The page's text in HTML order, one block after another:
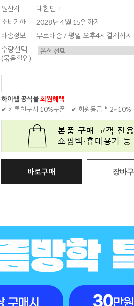
원산지
대한민국
소비기한
2028년 4월 15일까지
배송정보
무료배송 / 평일 오후4시결제까
수량선택
(묶음할인)
하이웰 공식몰회원혜택
✔ 카톡친구시 10%쿠폰
✔ 회원등급별 2~10%
바로구매 장바구